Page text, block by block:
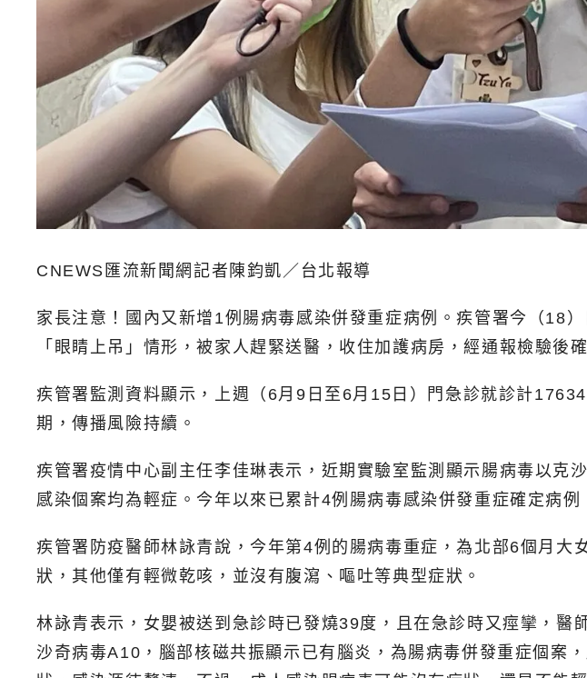
CNEWS匯流新聞網記者陳鈞凱／台北報導
家長注意！國內又新增1例腸病毒感染併發重症病例。疾管署今（18
「眼睛上吊」情形，被家人趕緊送醫，收住加護病房，經通報檢驗
疾管署監測資料顯示，上週（6月9日至6月15日）門急診就診計
期，傳播風險持續。
疾管署疫情中心副主任李佳琳表示，近期實驗室監測顯示腸病毒以克
感染個案均為輕症。今年以來已累計4例腸病毒感染併發重症確定病
疾管署防疫醫師林詠青說，今年第4例的腸病毒重症，為北部6個月
狀，其他僅有輕微乾咳，並沒有腹瀉、嘔吐等典型症狀。
林詠青表示，女嬰被送到急診時已發燒39度，且在急診時又痙攣，
沙奇病毒A10，腦部核磁共振顯示已有腦炎，為腸病毒併發重症個案